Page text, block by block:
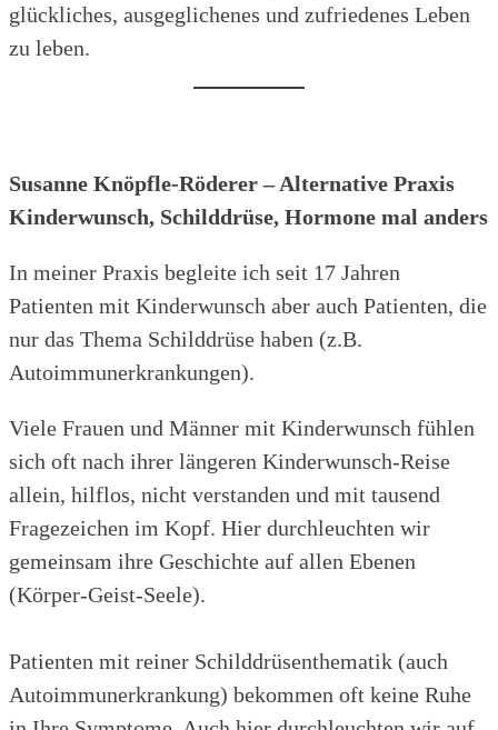
glückliches, ausgeglichenes und zufriedenes Leben
zu leben.
Susanne Knöpfle-Röderer – Alternative Praxis
Kinderwunsch, Schilddrüse, Hormone mal anders
In meiner Praxis begleite ich seit 17 Jahren
Patienten mit Kinderwunsch aber auch Patienten, die
nur das Thema Schilddrüse haben (z.B.
Autoimmunerkrankungen).
Viele Frauen und Männer mit Kinderwunsch fühlen
sich oft nach ihrer längeren Kinderwunsch-Reise
allein, hilflos, nicht verstanden und mit tausend
Fragezeichen im Kopf. Hier durchleuchten wir
gemeinsam ihre Geschichte auf allen Ebenen
(Körper-Geist-Seele).
Patienten mit reiner Schilddrüsenthematik (auch
Autoimmunerkrankung) bekommen oft keine Ruhe